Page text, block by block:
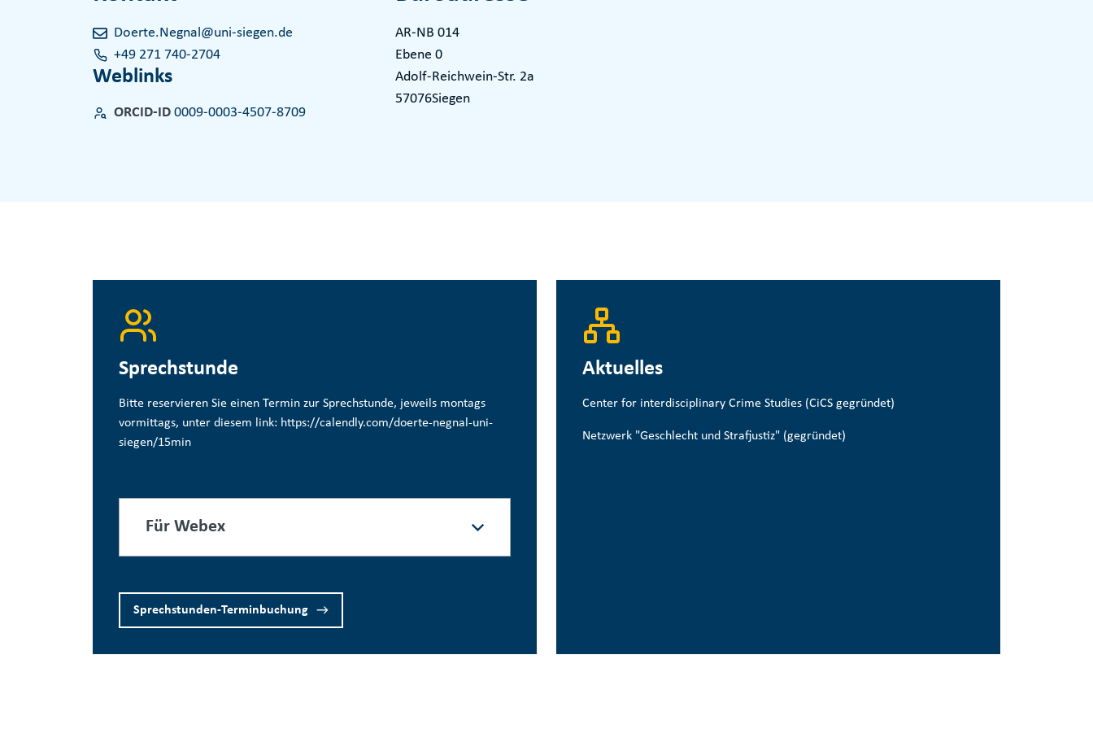
Doerte.Negnal@uni-siegen.de
+49 271 740-2704
Weblinks
ORCID-ID 0009-0003-4507-8709
AR-NB 014
Ebene 0
Adolf-Reichwein-Str. 2a
57076Siegen
Sprechstunde
Bitte reservieren Sie einen Termin zur Sprechstunde, jeweils montags
vormittags, unter diesem link: https://calendly.com/doerte-negnal-uni-
siegen/15min
Für Webex
Sprechstunden-Terminbuchung
Aktuelles
Center for interdisciplinary Crime Studies (CiCS gegründet)
Netzwerk "Geschlecht und Strafjustiz" (gegründet)